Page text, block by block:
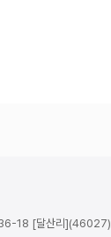
36-18 [달산리](46027)